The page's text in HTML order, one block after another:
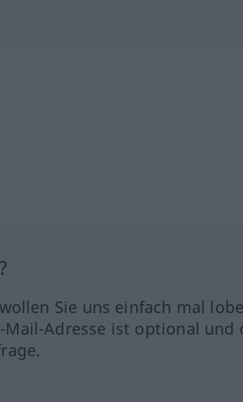
Sie uns einfach mal
Mail-Adresse ist optional und